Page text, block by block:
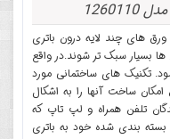
های چند لایه درون باتری
بسیار سبک تر شوند.در واقع
می شود. تکنیک های ساختمانی مورد
امکان ساخت آنها را به اشکال
تلفن همراه و لپ تاپ که
بسته بندی شده خود به باتری